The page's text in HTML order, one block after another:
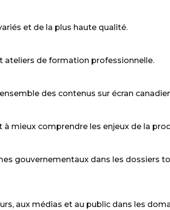
et de la plus haute qualité.
ateliers de formation professionnelle.
des contenus sur écran
mieux comprendre les enjeux de la
gouvernementaux dans les dossiers
aux médias et au public dans les